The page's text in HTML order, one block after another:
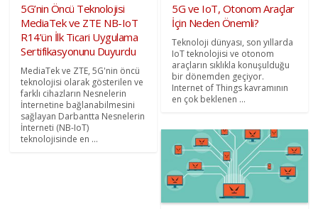
5G’nin Öncü Teknolojisi
MediaTek ve ZTE NB-IoT
R14’ün İlk Ticari Uygulama
Sertifikasyonunu Duyurdu
MediaTek ve ZTE, 5G'nin öncü
teknolojisi olarak gösterilen ve
farklı cihazların Nesnelerin
İnternetine bağlanabilmesini
sağlayan Darbantta Nesnelerin
İnterneti (NB-IoT)
teknolojisinde en ...
5G ve IoT, Otonom Araçlar
İçin Neden Önemli?
Teknoloji dünyası, son yıllarda
IoT teknolojisi ve otonom
araçların sıklıkla konuşulduğu
bir dönemden geçiyor.
Internet of Things kavramının
en çok beklenen ...